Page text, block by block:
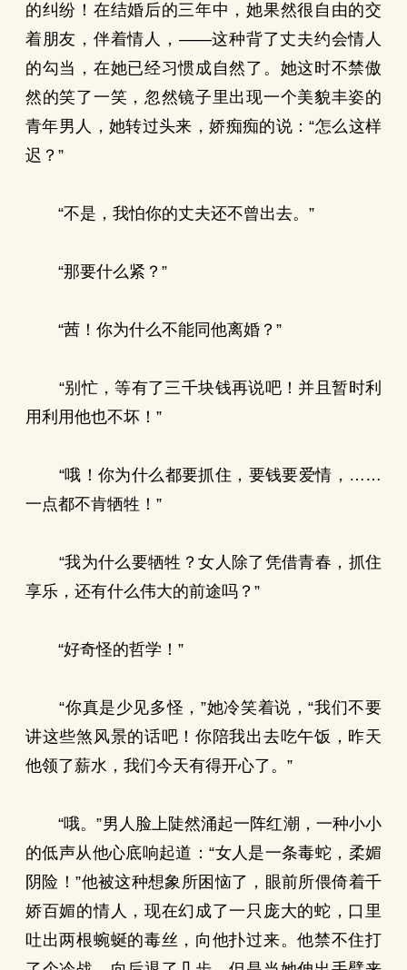
的纠纷！在结婚后的三年中，她果然很自由的交
着朋友，伴着情人，——这种背了丈夫约会情人
的勾当，在她已经习惯成自然了。她这时不禁傲
然的笑了一笑，忽然镜子里出现一个美貌丰姿的
青年男人，她转过头来，娇痴痴的说：“怎么这样
迟？”
“不是，我怕你的丈夫还不曾出去。”
“那要什么紧？”
“茜！你为什么不能同他离婚？”
“别忙，等有了三千块钱再说吧！并且暂时利
用利用他也不坏！”
“哦！你为什么都要抓住，要钱要爱情，……
一点都不肯牺牲！”
“我为什么要牺牲？女人除了凭借青春，抓住
享乐，还有什么伟大的前途吗？”
“好奇怪的哲学！”
“你真是少见多怪，”她冷笑着说，“我们不要
讲这些煞风景的话吧！你陪我出去吃午饭，昨天
他领了薪水，我们今天有得开心了。”
“哦。”男人脸上陡然涌起一阵红潮，一种小小
的低声从他心底响起道：“女人是一条毒蛇，柔媚
阴险！”他被这种想象所困恼了，眼前所偎倚着千
娇百媚的情人，现在幻成了一只庞大的蛇，口里
吐出两根蜿蜒的毒丝，向他扑过来。他禁不住打